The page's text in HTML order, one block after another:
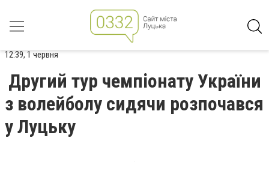
12:39, 1 червня
Другий тур чемпіонату України
з волейболу сидячи розпочався
у Луцьку